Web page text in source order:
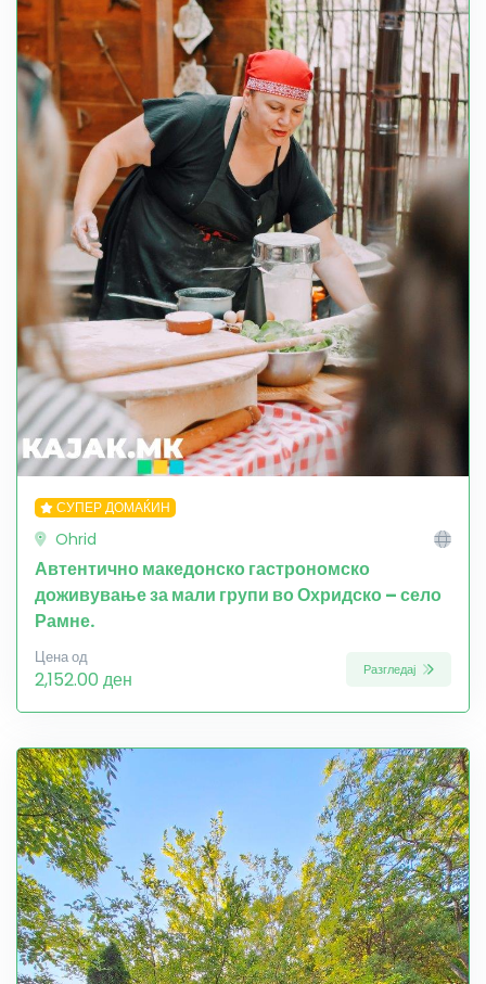
СУПЕР ДОМАЌИН
Ohrid
Автентично македонско гастрономско
доживување за мали групи во Охридско – село
Рамне.
Цена од
2,152.00 ден Разгледај